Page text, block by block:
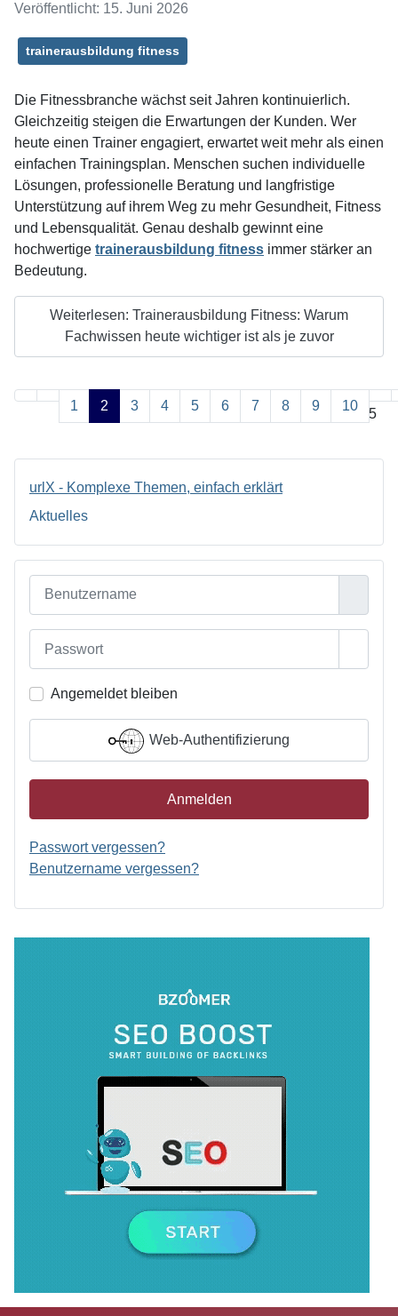
Veröffentlicht: 15. Juni 2026
trainerausbildung fitness
Die Fitnessbranche wächst seit Jahren kontinuierlich.
Gleichzeitig steigen die Erwartungen der Kunden. Wer
heute einen Trainer engagiert, erwartet weit mehr als einen
einfachen Trainingsplan. Menschen suchen individuelle
Lösungen, professionelle Beratung und langfristige
Unterstützung auf ihrem Weg zu mehr Gesundheit, Fitness
und Lebensqualität. Genau deshalb gewinnt eine
hochwertige trainerausbildung fitness immer stärker an
Bedeutung.
Weiterlesen: Trainerausbildung Fitness: Warum
Fachwissen heute wichtiger ist als je zuvor
Seite 2 von 25
1 2 3 4 5 6 7 8 9 10
urlX - Komplexe Themen, einfach erklärt
Aktuelles
Angemeldet bleiben
Web-Authentifizierung
Anmelden
Passwort vergessen?
Benutzername vergessen?